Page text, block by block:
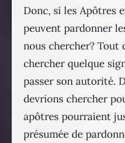
Donc, si les Apôtres
peuvent pardonner
nous chercher? Tout
chercher quelque
passer son autorité.
devrions chercher
apôtres pourraient
présumée de